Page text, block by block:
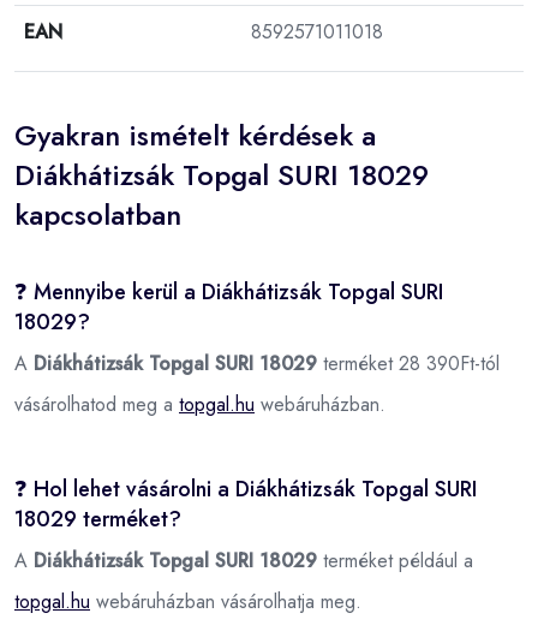
EAN 8592571011018
Gyakran ismételt kérdések a
Diákhátizsák Topgal SURI 18029
kapcsolatban
❓ Mennyibe kerül a Diákhátizsák Topgal SURI
18029?
A Diákhátizsák Topgal SURI 18029 terméket 28 390Ft-tól
vásárolhatod meg a topgal.hu webáruházban.
❓ Hol lehet vásárolni a Diákhátizsák Topgal SURI
18029 terméket?
A Diákhátizsák Topgal SURI 18029 terméket például a
topgal.hu webáruházban vásárolhatja meg.